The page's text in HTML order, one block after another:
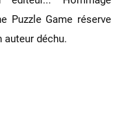
Puzzle Game réserve
auteur déchu.